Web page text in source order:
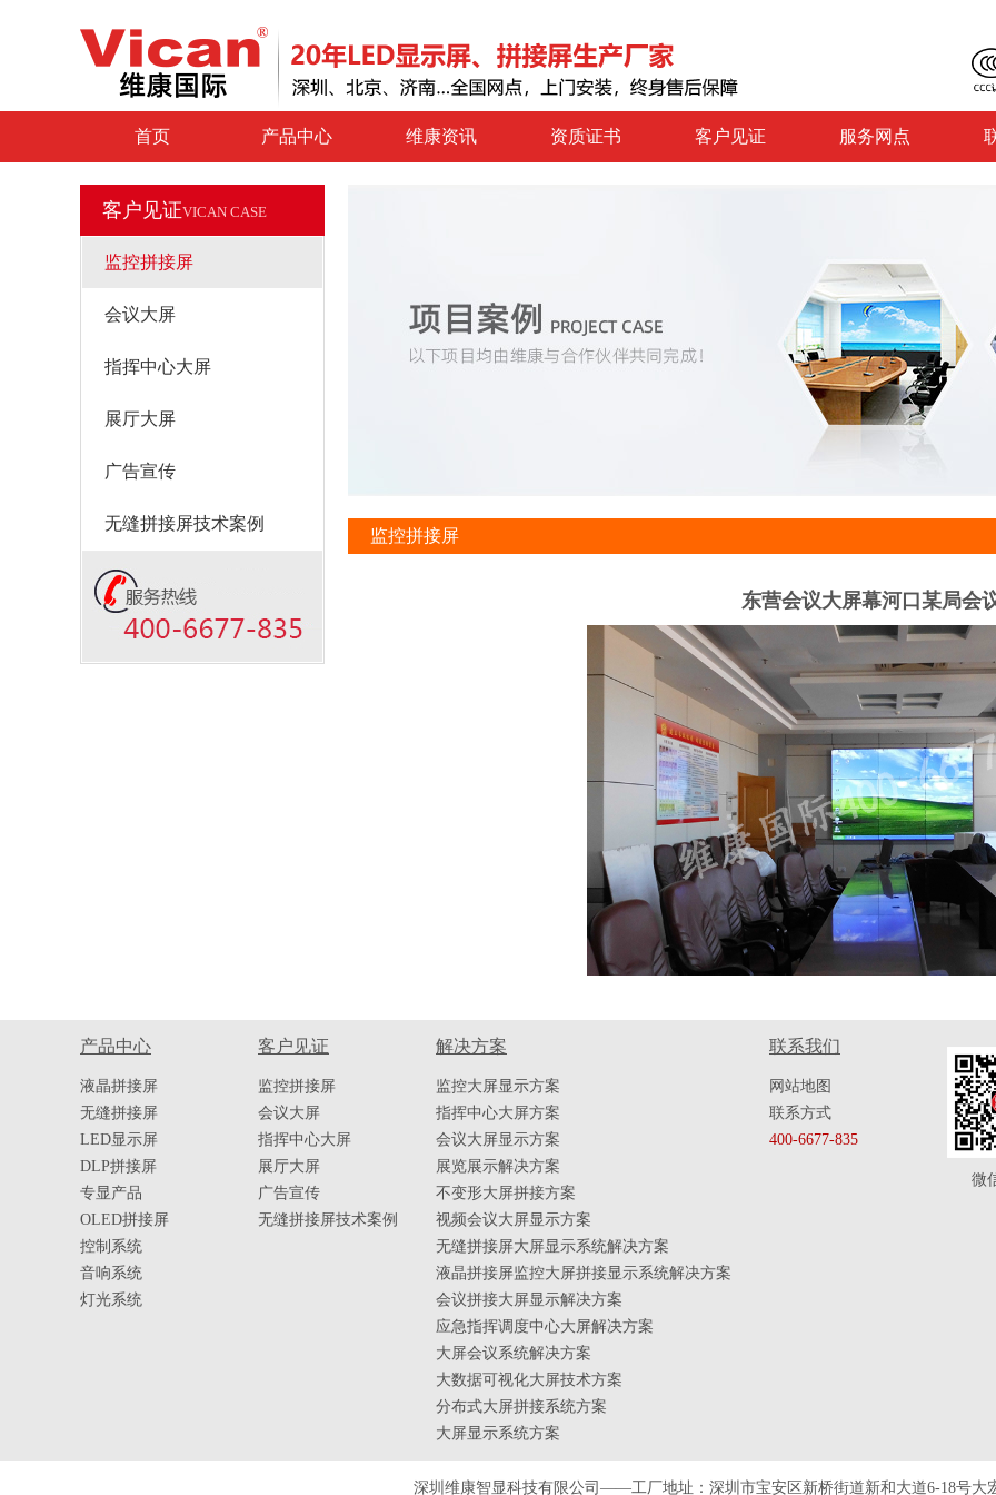
首页 产品中心 维康资讯 资质证书 客户见证 服务网点
客户见证VICAN CASE
监控拼接屏
会议大屏
指挥中心大屏
展厅大屏
广告宣传
无缝拼接屏技术案例
监控拼接屏
东营会议大屏幕河口某局会
产品中心
液晶拼接屏
无缝拼接屏
LED显示屏
DLP拼接屏
专显产品
OLED拼接屏
控制系统
音响系统
灯光系统
客户见证
监控拼接屏
会议大屏
指挥中心大屏
展厅大屏
广告宣传
无缝拼接屏技术案例
解决方案
监控大屏显示方案
指挥中心大屏方案
会议大屏显示方案
展览展示解决方案
不变形大屏拼接方案
视频会议大屏显示方案
无缝拼接屏大屏显示系统解决方案
液晶拼接屏监控大屏拼接显示系统解决方案
会议拼接大屏显示解决方案
应急指挥调度中心大屏解决方案
大屏会议系统解决方案
大数据可视化大屏技术方案
分布式大屏拼接系统方案
大屏显示系统方案
联系我们
网站地图
联系方式
400-6677-835
微
深圳维康智显科技有限公司——工厂地址：深圳市宝安区新桥街道新和大道6-18号大